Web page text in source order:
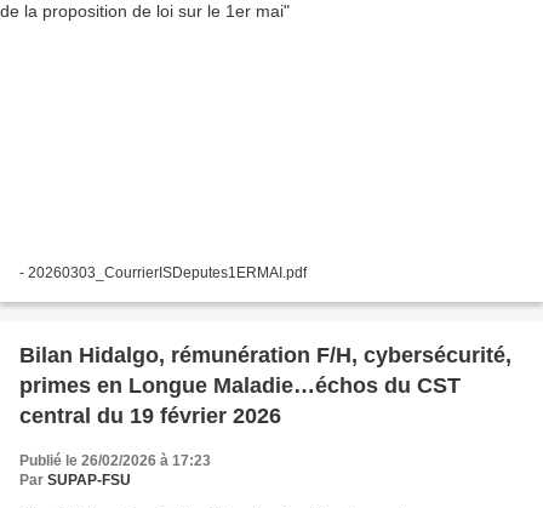
- 20260303_CourrierISDeputes1ERMAI.pdf
Bilan Hidalgo, rémunération F/H, cybersécurité,
primes en Longue Maladie…échos du CST
central du 19 février 2026
Publié le 26/02/2026 à 17:23
Par SUPAP-FSU